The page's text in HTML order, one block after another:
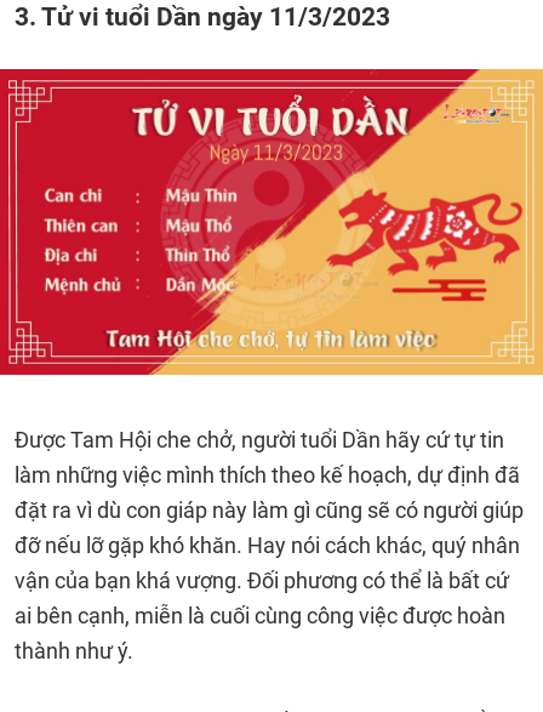
3. Tử vi tuổi Dần ngày 11/3/2023
Được Tam Hội che chở, người tuổi Dần hãy cứ tự tin
làm những việc mình thích theo kế hoạch, dự định đã
đặt ra vì dù con giáp này làm gì cũng sẽ có người giúp
đỡ nếu lỡ gặp khó khăn. Hay nói cách khác, quý nhân
vận của bạn khá vượng. Đối phương có thể là bất cứ
ai bên cạnh, miễn là cuối cùng công việc được hoàn
thành như ý.